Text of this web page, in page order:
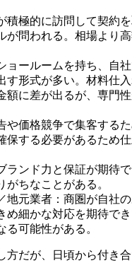
積極的に訪問して契約
が問われる。相場より
ョールームを持ち、自
す形式が多い。材料仕
額に差が出るが、専門
や価格競争で集客する
保する必要があるため
ランド力と保証が期待
ちなことがある。
地元業者：商圏が自社
め細かな対応を期待で
る可能性がある。
方だが、日頃から付き